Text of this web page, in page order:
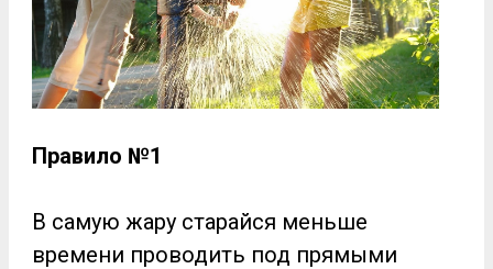
Правило №1
В самую жару старайся меньше
времени проводить под прямыми